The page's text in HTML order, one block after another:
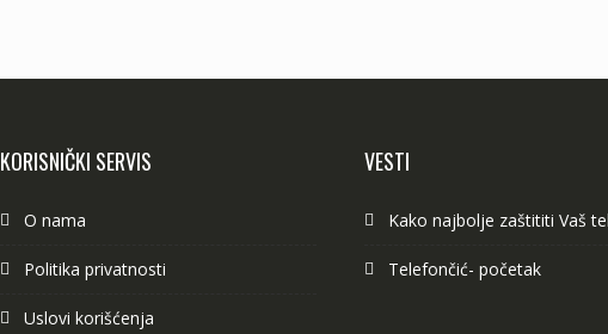
KORISNIČKI SERVIS
O nama
Politika privatnosti
Uslovi korišćenja
VESTI
Kako najbolje zaštititi Vaš
Telefončić- početak